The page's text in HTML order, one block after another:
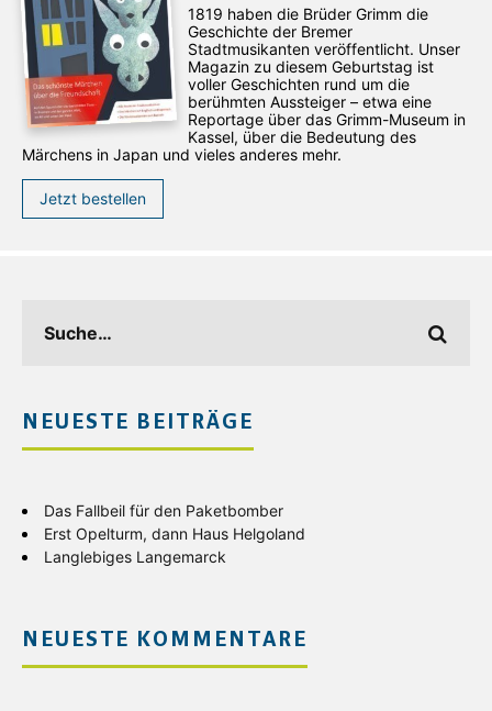
1819 haben die Brüder Grimm die
Geschichte der Bremer
Stadtmusikanten veröffentlicht. Unser
Magazin zu diesem Geburtstag ist
voller Geschichten rund um die
berühmten Aussteiger – etwa eine
Reportage über das Grimm-Museum in
Kassel, über die Bedeutung des
Märchens in Japan und vieles anderes mehr.
Jetzt bestellen
NEUESTE BEITRÄGE
Das Fallbeil für den Paketbomber
Erst Opelturm, dann Haus Helgoland
Langlebiges Langemarck
NEUESTE KOMMENTARE